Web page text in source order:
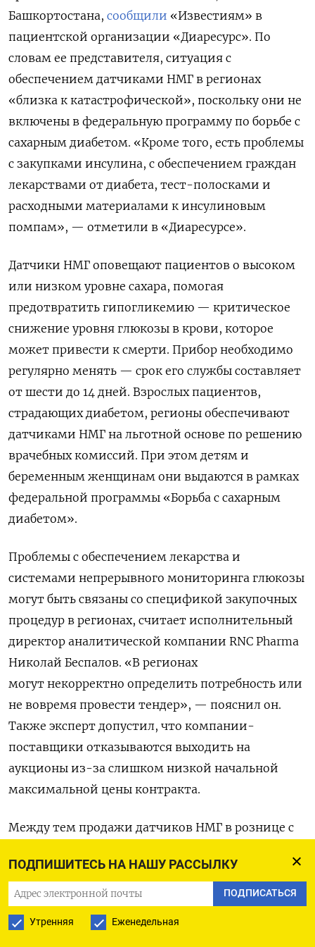
ПОДПИШИТЕСЬ НА НАШУ РАССЫЛКУ
ПОДПИСАТЬСЯ
Утренняя Еженедельная
Башкортостана, сообщили «Известиям» в
пациентской организации «Диаресурс». По
словам ее представителя, ситуация с
обеспечением датчиками НМГ в регионах
«близка к катастрофической», поскольку они не
включены в федеральную программу по борьбе с
сахарным диабетом. «Кроме того, есть проблемы
с закупками инсулина, с обеспечением граждан
лекарствами от диабета, тест-полосками и
расходными материалами к инсулиновым
помпам», — отметили в «Диаресурсе».
Датчики НМГ оповещают пациентов о высоком
или низком уровне сахара, помогая
предотвратить гипогликемию — критическое
снижение уровня глюкозы в крови, которое
может привести к смерти. Прибор необходимо
регулярно менять — срок его службы составляет
от шести до 14 дней. Взрослых пациентов,
страдающих диабетом, регионы обеспечивают
датчиками НМГ на льготной основе по решению
врачебных комиссий. При этом детям и
беременным женщинам они выдаются в рамках
федеральной программы «Борьба с сахарным
диабетом».
Проблемы с обеспечением лекарства и
системами непрерывного мониторинга глюкозы
могут быть связаны со спецификой закупочных
процедур в регионах, считает исполнительный
директор аналитической компании RNC Pharma
Николай Беспалов. «В регионах
могут некорректно определить потребность или
не вовремя провести тендер», — пояснил он.
Также эксперт допустил, что компании-
поставщики отказываются выходить на
аукционы из-за слишком низкой начальной
максимальной цены контракта.
Между тем продажи датчиков НМГ в рознице с
сравнению с аналогичным периодом прошлого
года, следует из данных RNC
Pharma. Всего за
указанный период было продано 277 тыс.
устройств на сумму 1,23 млрд руб. В то же время,